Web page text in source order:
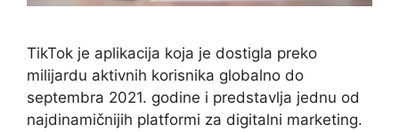
TikTok je aplikacija koja je dostigla preko
milijardu aktivnih korisnika globalno do
septembra 2021. godine i predstavlja jednu od
najdinamičnijih platformi za digitalni marketing.